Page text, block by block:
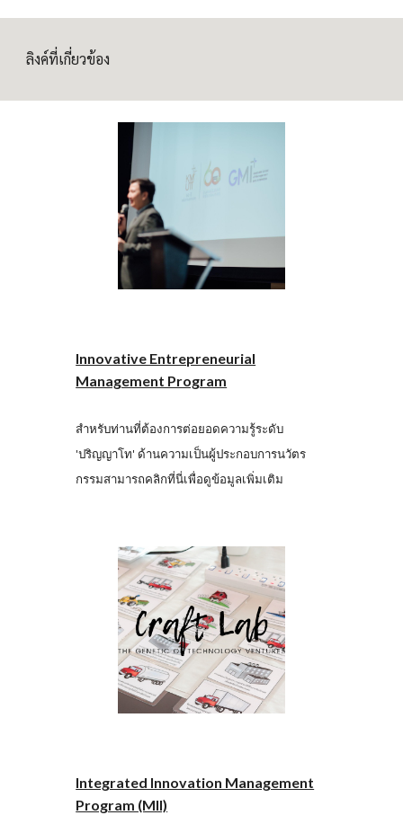
ลิงค์ที่เกี่ยวข้อง
Innovative Entrepreneurial
Management Program
สำหรับท่านที่ต้องการต่อยอดความรู้ระดับ
'ปริญญาโท' ด้านความเป็นผู้ประกอบการนวัตร
กรรมสามารถคลิกที่นี่เพื่อดูข้อมูลเพิ่มเติม
Integrated Innovation Management
Program (MII)